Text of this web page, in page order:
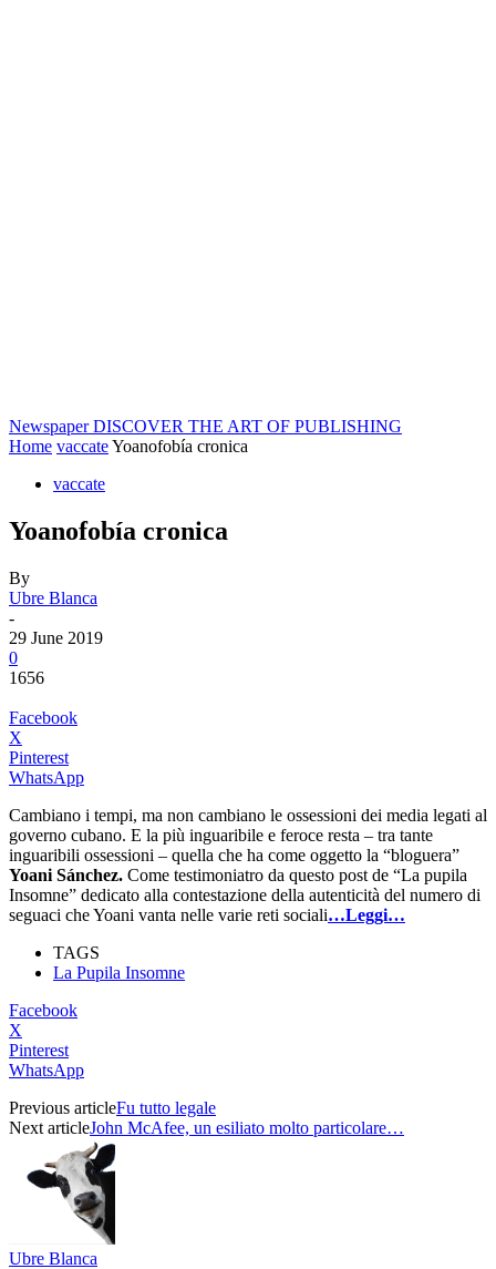
Newspaper DISCOVER THE ART OF PUBLISHING
Home vaccateYoanofobía cronica
vaccate
Yoanofobía cronica
By
Ubre Blanca
-
29 June 2019
0
1656
Facebook
X
Pinterest
WhatsApp
Cambiano i tempi, ma non cambiano le ossessioni dei media legati al
governo cubano. E la più inguaribile e feroce resta – tra tante
inguaribili ossessioni – quella che ha come oggetto la “bloguera”
Yoani Sánchez. Come testimoniatro da questo post de “La pupila
Insomne” dedicato alla contestazione della autenticità del numero di
seguaci che Yoani vanta nelle varie reti sociali…Leggi…
TAGS
La Pupila Insomne
Facebook
X
Pinterest
WhatsApp
Previous articleFu tutto legale
Next articleJohn McAfee, un esiliato molto particolare…
Ubre Blanca